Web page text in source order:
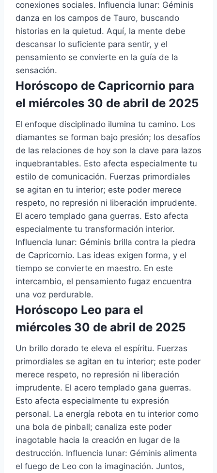
conexiones sociales. Influencia lunar: Géminis
danza en los campos de Tauro, buscando
historias en la quietud. Aquí, la mente debe
descansar lo suficiente para sentir, y el
pensamiento se convierte en la guía de la
sensación.
Horóscopo de Capricornio para
el miércoles 30 de abril de 2025
El enfoque disciplinado ilumina tu camino. Los
diamantes se forman bajo presión; los desafíos
de las relaciones de hoy son la clave para lazos
inquebrantables. Esto afecta especialmente tu
estilo de comunicación. Fuerzas primordiales
se agitan en tu interior; este poder merece
respeto, no represión ni liberación imprudente.
El acero templado gana guerras. Esto afecta
especialmente tu transformación interior.
Influencia lunar: Géminis brilla contra la piedra
de Capricornio. Las ideas exigen forma, y ​​el
tiempo se convierte en maestro. En este
intercambio, el pensamiento fugaz encuentra
una voz perdurable.
Horóscopo Leo para el
miércoles 30 de abril de 2025
Un brillo dorado te eleva el espíritu. Fuerzas
primordiales se agitan en tu interior; este poder
merece respeto, no represión ni liberación
imprudente. El acero templado gana guerras.
Esto afecta especialmente tu expresión
personal. La energía rebota en tu interior como
una bola de pinball; canaliza este poder
inagotable hacia la creación en lugar de la
destrucción. Influencia lunar: Géminis alimenta
el fuego de Leo con la imaginación. Juntos,